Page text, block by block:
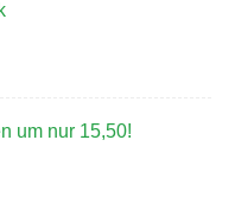
um nur 15,50!